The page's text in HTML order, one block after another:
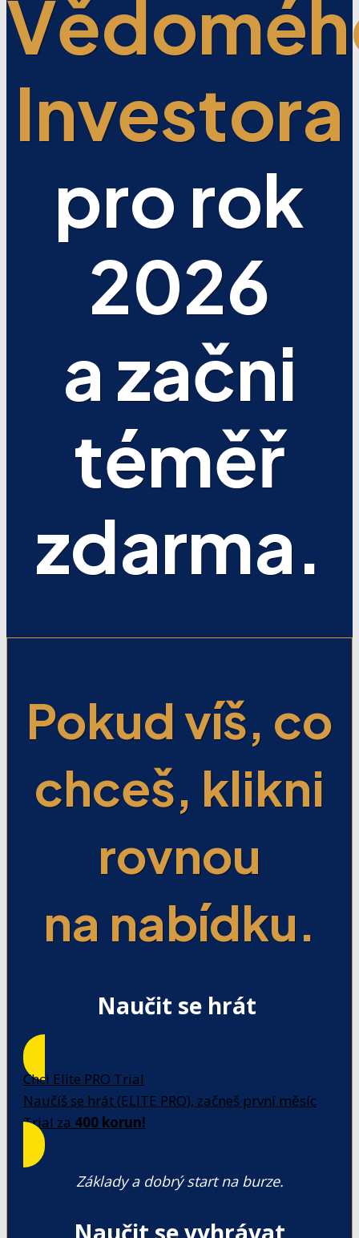
Investora
pro rok
2026
a začni
téměř
zdarma.
Pokud víš, co
chceš, klikni
rovnou
na nabídku.
Naučit se hrát
Chci Elite PRO Trial
Naučíš se hrát (ELITE PRO), začneš první měsíc
Trial za 400 korun!
Základy a dobrý start na burze.